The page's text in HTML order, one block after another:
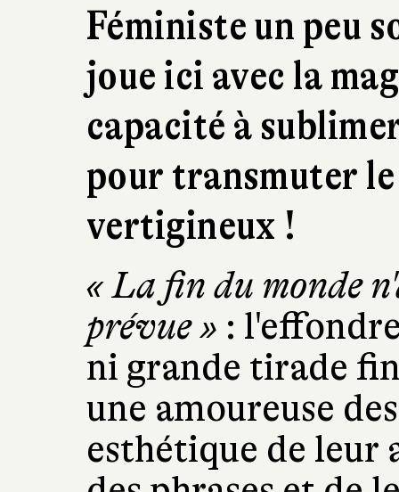
Féministe un peu
joue ici avec la
capacité à
pour transmuter
vertigineux !
« La fin du monde
prévue » :
ni grande tirade
une amoureuse
esthétique de leur